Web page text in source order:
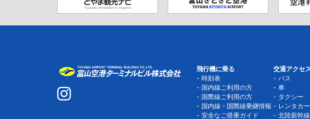
飛行機に乗る
時刻表
国内線ご利用の方
国際線ご利用の方
国内線・国際線乗継情報
安全なご搭乗ガイド
交通アクセ
バス
車
タクシー
レンタカー
北陸新幹線